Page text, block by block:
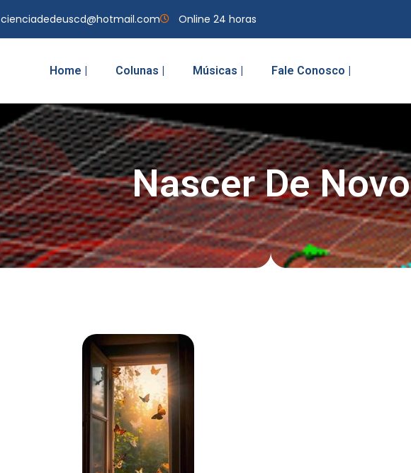
cienciadedeuscd@hotmail.com Online 24 horas
Home | Colunas | Músicas | Fale Conosco |
Nascer De Novo